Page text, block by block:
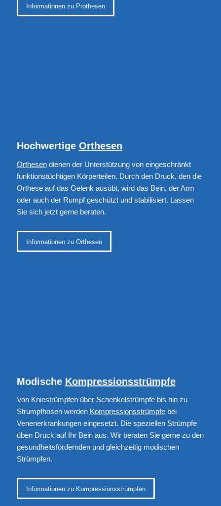
Informationen zu Prothesen
Hochwertige Orthesen
Orthesendienen der Unterstützung von eingeschränkt
funktionstüchtigen Körperteilen. Durch den Druck, den die
Orthese auf das Gelenk ausübt, wird das Bein, der Arm
oder auch der Rumpf geschützt und stabilisiert. Lassen
Sie sich jetzt gerne beraten.
Informationen zu Orthesen
Modische Kompressionsstrümpfe
Von Kniestrümpfen über Schenkelstrümpfe bis hin zu
Strumpfhosen werden Kompressionsstrümpfebei
Venenerkrankungen eingesetzt. Die speziellen Strümpfe
üben Druck auf Ihr Bein aus. Wir beraten Sie gerne zu den
gesundheitsfördernden und gleichzeitig modischen
Strümpfen.
Informationen zu Kompressionsstrümpfen